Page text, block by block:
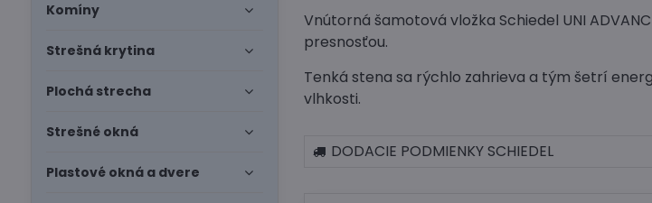
Vnútorná šamotová vložka Schiedel UNI
presnosťou.
Tenká stena sa rýchlo zahrieva a tým šetrí
vlhkosti.
DODACIE PODMIENKY SCHIEDEL
Komíny
Strešná krytina
Plochá strecha
Strešné okná
Plastové okná a dvere